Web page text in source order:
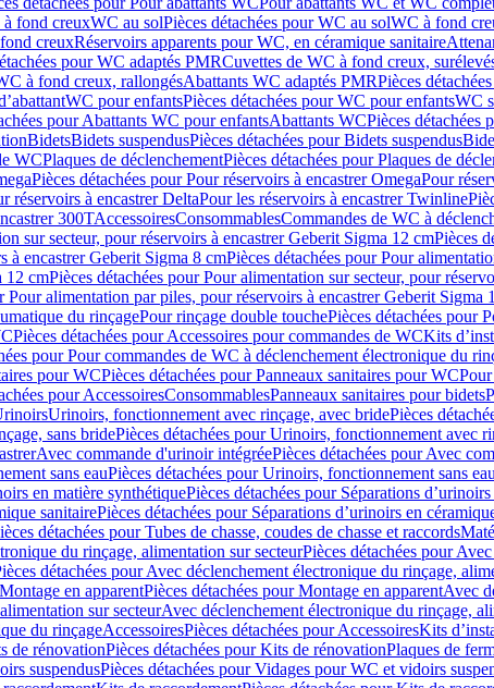
à fond creuxWC au solPièces détachées pour WC au solWC à fond
creuxRéservoirs apparents pour WC, en céramique sanitaire
pour WC adaptés PMRCuvettes de WC à fond creux,
à fond creux, rallongésAbattants WC adaptés PMRPièces
WC pour enfantsPièces détachées pour WC pour enfantsWC
pour Abattants WC pour enfantsAbattants WCPièces détachées
BidetsBidets suspendusPièces détachées pour Bidets suspendus
WCPlaques de déclenchementPièces détachées pour Plaques de
Pièces détachées pour Pour réservoirs à encastrer OmegaPour
réservoirs à encastrer DeltaPour les réservoirs à encastrer Twinline
300TAccessoiresConsommablesCommandes de WC à
sur secteur, pour réservoirs à encastrer Geberit Sigma 12 cmPièces
à encastrer Geberit Sigma 8 cmPièces détachées pour Pour
12 cmPièces détachées pour Pour alimentation sur secteur, pour
Pour alimentation par piles, pour réservoirs à encastrer Geberit Sigma
du rinçagePour rinçage double touchePièces détachées pour
Pièces détachées pour Accessoires pour commandes de WCKits
pour Pour commandes de WC à déclenchement électronique du
pour WCPièces détachées pour Panneaux sanitaires pour WC
pour AccessoiresConsommablesPanneaux sanitaires pour bidets
Urinoirs, fonctionnement avec rinçage, avec bridePièces
sans bridePièces détachées pour Urinoirs, fonctionnement avec
Avec commande d'urinoir intégréePièces détachées pour Avec
sans eauPièces détachées pour Urinoirs, fonctionnement sans eau
en matière synthétiquePièces détachées pour Séparations
sanitairePièces détachées pour Séparations d’urinoirs en
détachées pour Tubes de chasse, coudes de chasse et raccords
du rinçage, alimentation sur secteurPièces détachées pour
détachées pour Avec déclenchement électronique du rinçage,
Montage en apparentPièces détachées pour Montage en apparentAvec
sur secteurAvec déclenchement électronique du rinçage,
du rinçageAccessoiresPièces détachées pour AccessoiresKits
de rénovationPièces détachées pour Kits de rénovationPlaques de
suspendusPièces détachées pour Vidages pour WC et vidoirs